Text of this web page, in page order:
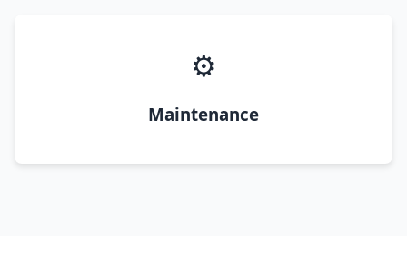
⚙️
Maintenance